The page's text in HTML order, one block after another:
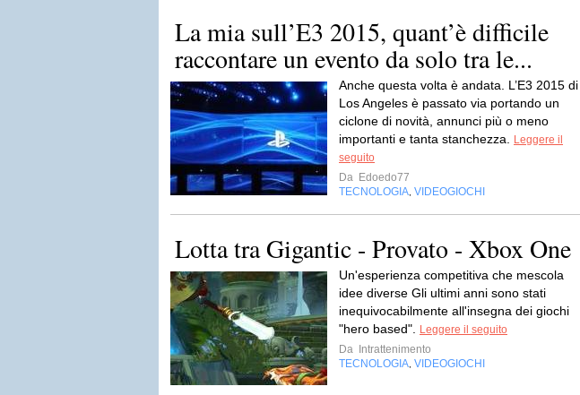
La mia sull’E3 2015, quant’è difficile
raccontare un evento da solo tra le...
Anche questa volta è andata. L’E3 2015 di
Los Angeles è passato via portando un
ciclone di novità, annunci più o meno
importanti e tanta stanchezza.
Leggere il
seguito
Da Edoedo77
TECNOLOGIA VIDEOGIOCHI
Lotta tra Gigantic - Provato - Xbox One
Un'esperienza competitiva che mescola
idee diverse Gli ultimi anni sono stati
inequivocabilmente all'insegna dei giochi
"hero based".
Leggere il seguito
Da
Intrattenimento
TECNOLOGIA VIDEOGIOCHI